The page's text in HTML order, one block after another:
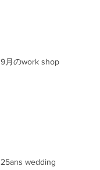
9月のwork shop
25ans wedding